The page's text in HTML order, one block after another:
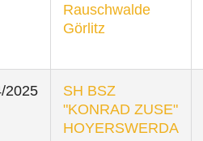
Rauschwalde
Görlitz
2025
SH BSZ
"KONRAD ZUSE"
HOYERSWERDA